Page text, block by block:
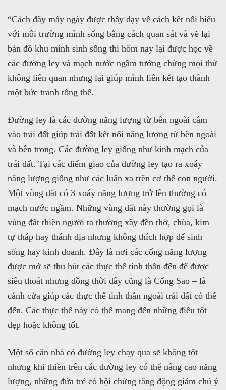
“Cách đây mấy ngày được thầy dạy về cách kết nối hiểu
với môi trường mình sống bằng cách quan sát và vẽ lại
bản đồ khu mình sinh sống thì hôm nay lại được học về
các đường ley và mạch nước ngầm tưởng chừng mọi thứ
không liên quan nhưng lại giúp mình liên kết tạo thành
một bức tranh tổng thể.
Đường ley là các đường năng lượng từ bên ngoài cắm
vào trái đất giúp trái đất kết nối năng lượng từ bên ngoài
và bên trong. Các đường ley giống như kinh mạch của
trái đất. Tại các điểm giao của đường ley tạo ra xoáy
năng lượng giống như các luân xa trên cơ thể con người.
Một vùng đất có 3 xoáy năng lượng trở lên thường có
mạch nước ngầm. Những vùng đất này thường gọi là
vùng đất thiên người ta thường xây đền thờ, chùa, kim
tự tháp hay thánh địa nhưng không thích hợp để sinh
sống hay kinh doanh. Đây là nơi các cổng năng lượng
được mở sẽ thu hút các thực thể tinh thần đến để được
siêu thoát nhưng đồng thời đây cũng là Cổng Sao – là
cánh cửa giúp các thực thể tinh thần ngoài trái đất có thể
đến. Các thực thể này có thể mang đến những điều tốt
đẹp hoặc không tốt.
Một số căn nhà có đường ley chạy qua sẽ không tốt
nhưng khi thiền trên các đường ley có thể nâng cao năng
lượng, những đứa trẻ có hội chứng tăng động giảm chú ý